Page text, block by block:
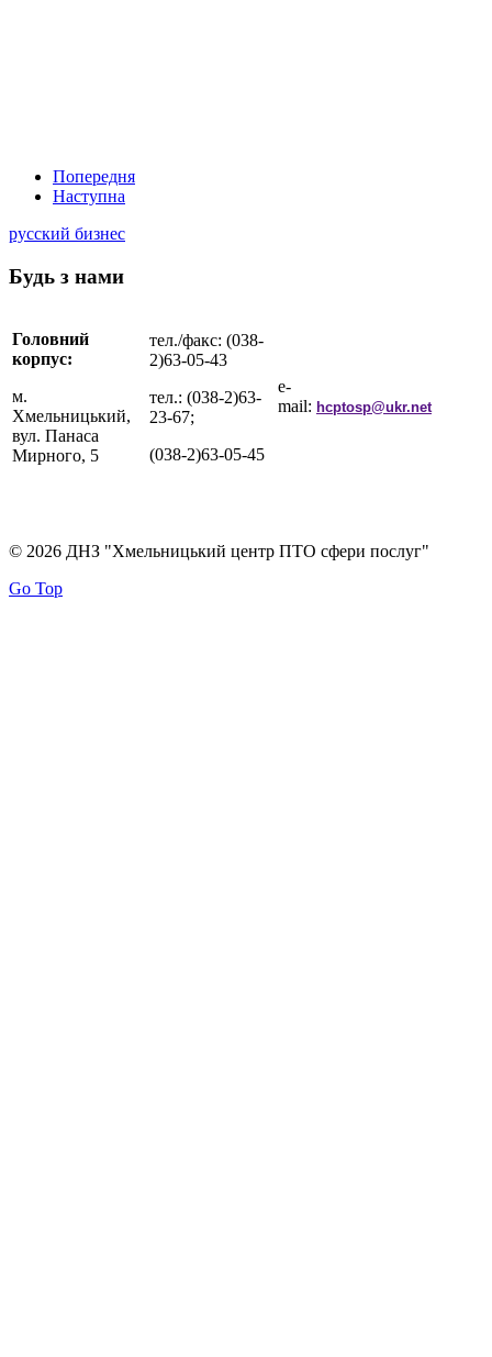
Попередня
Наступна
русский бизнес
Будь з нами
Головний
корпус:
м.
Хмельницький,
вул. Панаса
Мирного, 5
тел./факс: (038-
2)63-05-43
тел.: (038-2)63-
23-67;
(038-2)63-05-45
e-
mail: hcptosp@ukr.net
© 2026 ДНЗ "Хмельницький центр ПТО сфери послуг"
Go Top